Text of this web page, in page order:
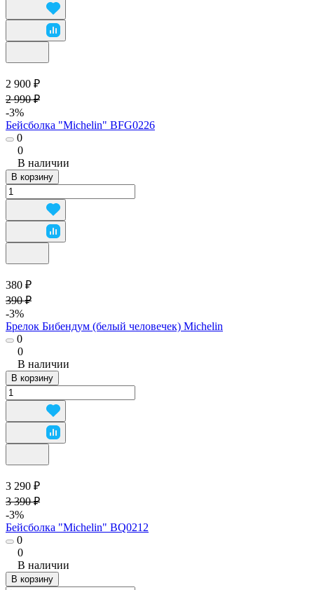
2 900 ₽
2 990 ₽
-3%
Бейсболка "Michelin" BFG0226
0
0
В наличии
В корзину
380 ₽
390 ₽
-3%
Брелок Бибендум (белый человечек) Michelin
0
0
В наличии
В корзину
3 290 ₽
3 390 ₽
-3%
Бейсболка "Michelin" BQ0212
0
0
В наличии
В корзину